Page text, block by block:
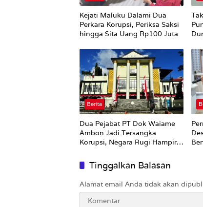
Kejati Maluku Dalami Dua
Perkara Korupsi, Periksa Saksi
hingga Sita Uang Rp100 Juta
Berita
Dua Pejabat PT Dok Waiame
Ambon Jadi Tersangka
Korupsi, Negara Rugi Hampir
Tinggalkan Balasan
Alamat email Anda tidak akan